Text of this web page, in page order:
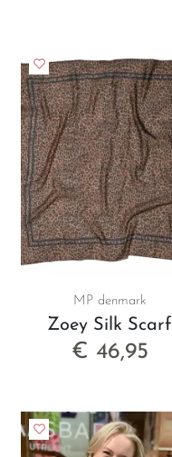
MP denmark
Zoey Silk Scarf
€ 46,95